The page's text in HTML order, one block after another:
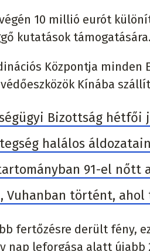
10 millió eurót
kutatások támogatására.
Központja
Kínába
Bizottság
halálos
91-el nőtt
Vuhanban történt,
fertőzésre derült fény,
nap leforgása alatt